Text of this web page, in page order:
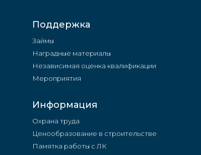
Поддержка
Займы
Наградные материалы
Независимая оценка квалификации
Мероприятия
Информация
Охрана труда
Ценообразование в строительстве
Памятка работы с ЛК